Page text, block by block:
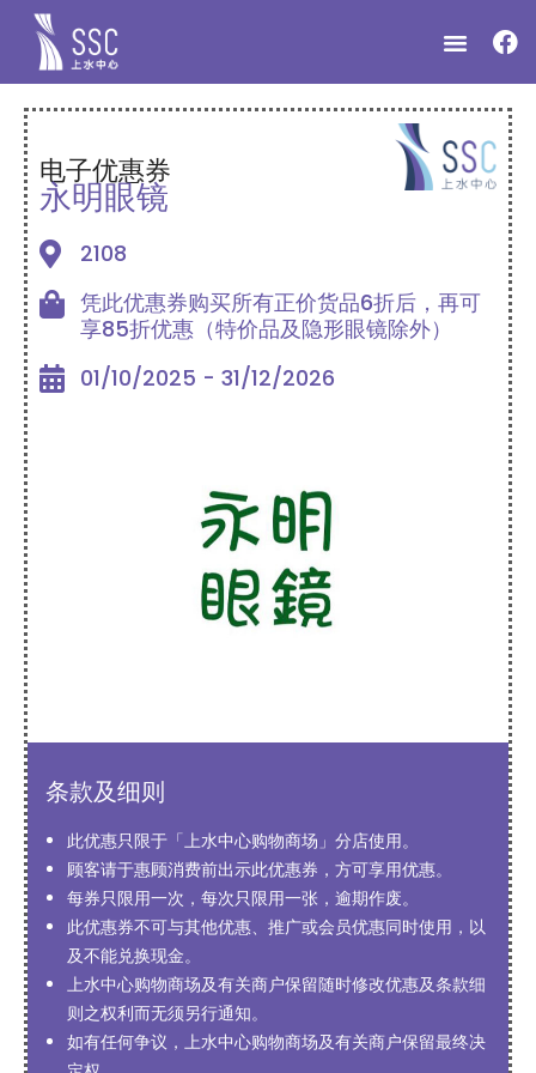
电子优惠券
永明眼镜
2108
凭此优惠券购买所有正价货品6折后，再可
享85折优惠（特价品及隐形眼镜除外）
01/10/2025 - 31/12/2026
条款及细则
此优惠只限于「上水中心购物商场」分店使用。
顾客请于惠顾消费前出示此优惠券，方可享用优惠。
每券只限用一次，每次只限用一张，逾期作废。
此优惠券不可与其他优惠、推广或会员优惠同时使用，以
及不能兑换现金。
上水中心购物商场及有关商户保留随时修改优惠及条款细
则之权利而无须另行通知。
如有任何争议，上水中心购物商场及有关商户保留最终决